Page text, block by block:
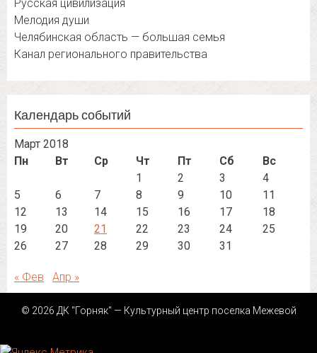
Русская цивилизация
Мелодия души
Челябинская область — большая семья
Канал регионального правительства
Календарь событий
Март 2018
Пн
Вт Ср Чт Пт Сб
Вс
1
2 3
4
5
6 7 8 9 10
11
12
13 14 15 16 17
18
19
20 21 22 23 24
25
26
27 28 29 30 31
« Фев Апр »
© 2026 ДК "Горняк" — Культурный центр поселка Межевой